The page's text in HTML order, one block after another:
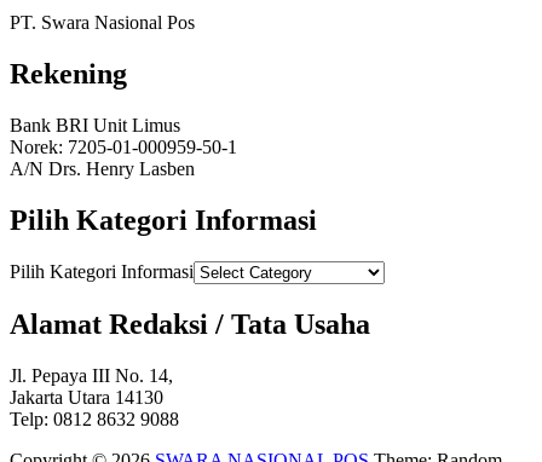
PT. Swara Nasional Pos
Rekening
Bank BRI Unit Limus
Norek: 7205-01-000959-50-1
A/N Drs. Henry Lasben
Pilih Kategori Informasi
Pilih Kategori Informasi
Alamat Redaksi / Tata Usaha
Jl. Pepaya III No. 14,
Jakarta Utara 14130
Telp: 0812 8632 9088